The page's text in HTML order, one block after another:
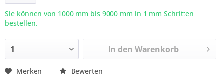
Sie können von 1000 mm bis 9000 mm in 1 mm Schritten
bestellen.
In den Warenkorb
Merken Bewerten